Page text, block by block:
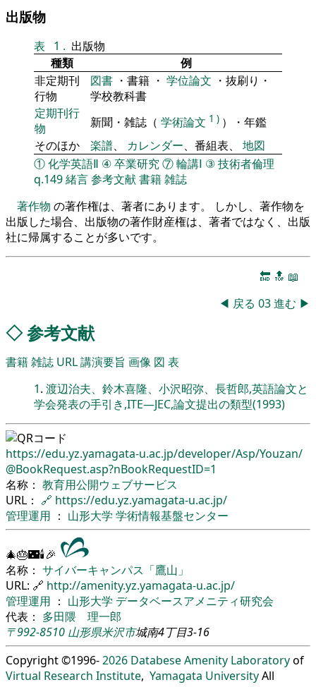
出版物
表 1 . 出版物
種類
例
非定期刊
行物
図書 ・書籍 ・ 学位論文 ・抜刷り・
学校教科書
定期刊行
物
新聞・雑誌（ 学術論文 1 ) ）・年鑑
そのほか
楽譜、 カレンダー、番組表、 地図
①化学英語Ⅱ ④卒業研究⑦輪講Ⅰ ③技術者倫理
q.149緒言参考文献書籍雑誌
著作物 の著作権は、著者にあります。 しかし、著作物を
出版した場合、出版物の著作財産権は、著者ではなく、出版
社に帰属することが多いです。
🔚 🔝 📖
◀ 戻る 03進む ▶
◇参考文献
書籍雑誌 URL講演要旨 画像 図 表
1. 渡辺治夫、鈴木喜隆、小沢昭弥、長哲郎,英語論文と
学会発表の手引き,ITE―JEC,論文提出の類型(1993)
https://edu.yz.yamagata-u.ac.jp/developer/Asp/Youzan/
@BookRequest.asp?nBookRequestID=1
名称： 教育用公開ウェブサービス
URL： 🔗 https://edu.yz.yamagata-u.ac.jp/
管理運用 ： 山形大学 学術情報基盤センター
🎄🎂🌃🕯🎉
名称： サイバーキャンパス「鷹山」
URL: 🔗 http://amenity.yz.yamagata-u.ac.jp/
管理運用 ： 山形大学 データベースアメニティ研究会
代表： 多田隈 理一郎
〒992-8510 山形県米沢市城南4丁目3-16
Copyright ©1996-2026 Databese Amenity Laboratoryof
Virtual Research Institute, Yamagata UniversityAll